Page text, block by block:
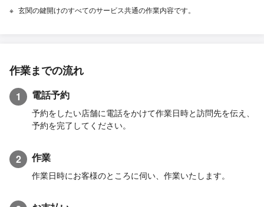
玄関の鍵開けのすべてのサービス共通の作業内容です。
作業までの流れ
1 電話予約
予約をしたい店舗に電話をかけて作業日時と訪問先を伝え、
予約を完了してください。
2 作業
作業日時にお客様のところに伺い、作業いたします。